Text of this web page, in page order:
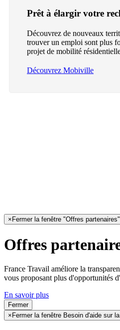
Prêt à élargir votre
Découvrez de nouveaux
trouver un emploi sont plus
projet de mobilité
Découvrez Mobiville
× Fermer la fenêtre "Offres partenaires"
Offres
France Travail améliore la
vous proposant plus d'opportunités
En savoir plus
Fermer
× Fermer la fenêtre Besoin d'aide sur